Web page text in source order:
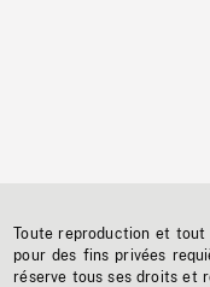
Toute reproduction et
pour des fins privées
réserve tous ses droits et